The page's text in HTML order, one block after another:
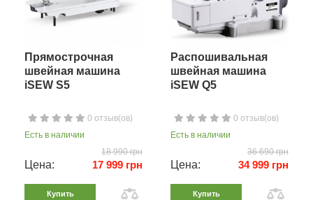
Прямострочная
швейная машина
iSEW S5
0 отзыв(ов)
Есть в наличии
18 990 грн
Цена: 17 999 грн
Купить
Распошивальная
швейная машина
iSEW Q5
0 отзыв(ов)
Есть в наличии
36 690 грн
Цена: 34 999 грн
Купить